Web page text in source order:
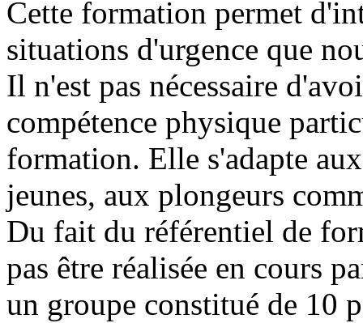
Cette formation permet
situations d'urgence que
Il n'est pas nécessaire
compétence physique
formation. Elle s'adapte
jeunes, aux plongeurs
Du fait du référentiel de
pas être réalisée en cours
un groupe constitué de 10